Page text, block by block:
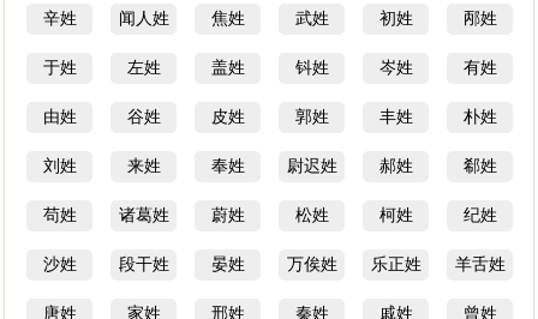
辛姓 闻人姓 焦姓 武姓 初姓 邴姓
于姓 左姓 盖姓 钭姓 岑姓 有姓
由姓 谷姓 皮姓 郭姓 丰姓 朴姓
刘姓 来姓 奉姓 尉迟姓 郝姓 郗姓
苟姓 诸葛姓 蔚姓 松姓 柯姓 纪姓
沙姓 段干姓 晏姓 万俟姓 乐正姓 羊舌姓
唐姓 家姓 邢姓 秦姓 戚姓 曾姓